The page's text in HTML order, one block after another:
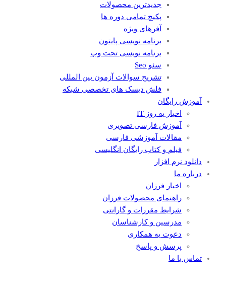
جدیدترین محصولات
پکیچ تمامی دوره ها
آفرهای ویژه
برنامه نویسی پایتون
برنامه نویسی تحت وب
سئو Seo
تشریح سوالات آزمون بین المللی
فلش دیسک های تخصصی شبکه
آموزش رایگان
اخبار به روز IT
آموزش فارسی تصویری
مقالات آموزشی فارسی
فیلم و کتاب رایگان انگلیسی
دانلود نرم افزار
درباره ما
اخبار فرزان
راهنمای محصولات فرزان
شرایط مقررات و گارانتی
مدرسین و کارشناسان
دعوت به همکاری
پرسش و پاسخ
تماس با ما